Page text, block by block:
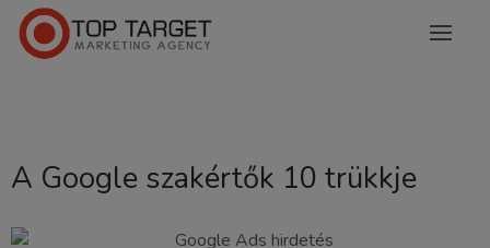
A Google szakértők 10 trükkje